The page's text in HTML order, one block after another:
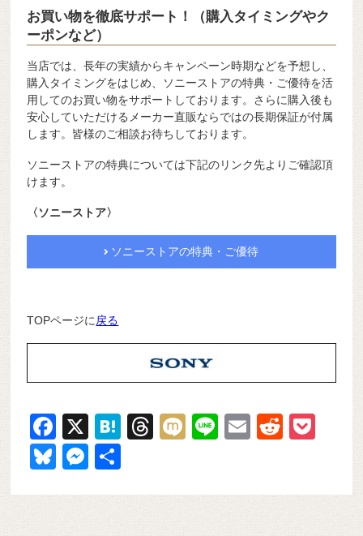
お買い物を徹底サポート！（購入タイミングやク
ーポンなど）
当店では、長年の実績からキャンペーン時期などを予想し、
購入タイミングをはじめ、ソニーストアの特典・ご優待を活
用してのお買い物をサポートしております。さらに購入後も
安心していただけるメーカー直販ならではの長期保証が付属
します。皆様のご相談お待ちしております。
ソニーストアの特典については下記のリンク先よりご確認頂
けます。
〈ソニーストア〉
ソニーストアの特典・ご優待
TOPページに 戻る
F
a
c
e
X
H
n
T
a
M Li
E
R
di et
Bl M